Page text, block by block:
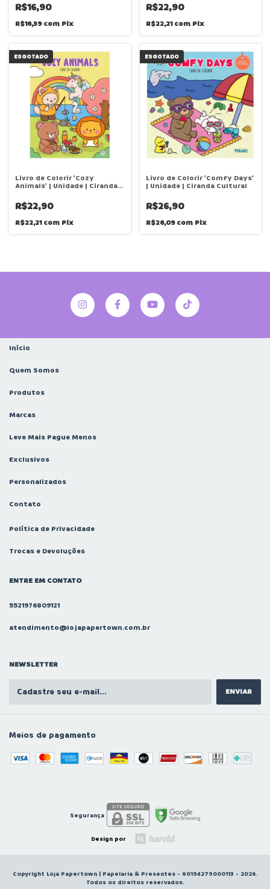
R$16,90
R$16,39com Pix
R$22,90
R$22,21com Pix
ESGOTADO
Livro de Colorir 'Cozy
Animals' | Unidade | Ciranda
R$22,90
R$22,21com Pix
ESGOTADO
Livro de Colorir 'Comfy Days'
| Unidade | Ciranda Cultural
R$26,90
R$26,09com Pix
Início
Quem Somos
Produtos
Marcas
Leve Mais Pague Menos
Exclusivos
Personalizados
Contato
Política de Privacidade
Trocas e Devoluções
ENTRE EM CONTATO
5521976809121
atendimento@lojapapertown.com.br
NEWSLETTER
Meios de pagamento
Segurança
Design por
Copyright Loja Papertown | Papelaria & Presentes - 60194279000113 - 2026.
Todos os direitos reservados.